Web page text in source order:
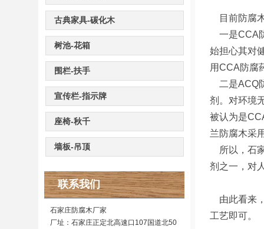
古典家具-碳化木
树池-花箱
围栏-扶手
宣传栏-指示牌
座椅-秋千
墙板-吊顶
联系我们
石家庄防腐木厂家
厂址：石家庄正定北高速口107国道北50
目前防腐
一是CCA
始担心其对
用CCA防腐
二是ACQ
剂。对环境
被认为是
兰防腐木采
所以，石
剂之一，对
由此看来
工艺即可。